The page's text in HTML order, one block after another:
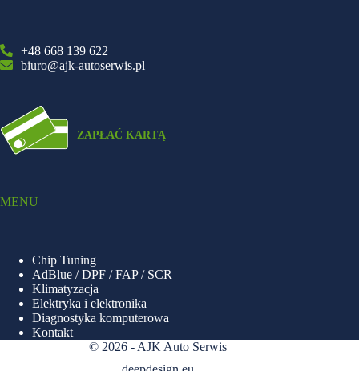
+48 668 139 622
biuro@ajk-autoserwis.pl
MENU
Chip Tuning
AdBlue / DPF / FAP / SCR
Klimatyzacja
Elektryka i elektronika
Diagnostyka komputerowa
Kontakt
© 2026 - AJK Auto Serwis